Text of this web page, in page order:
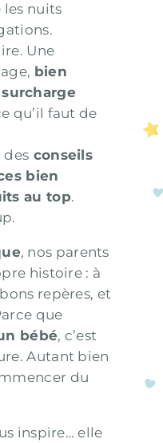
nuits
Une
bien
qu’il faut de
des conseils
bien
au top.
, nos parents
histoire : à
repères, et
que
bébé, c’est
Autant bien
du
inspire… elle